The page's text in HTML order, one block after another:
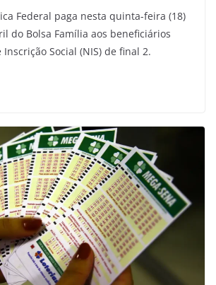
Federal paga nesta quinta-feira (18)
do Bolsa Família aos beneficiários
Social (NIS) de final 2.